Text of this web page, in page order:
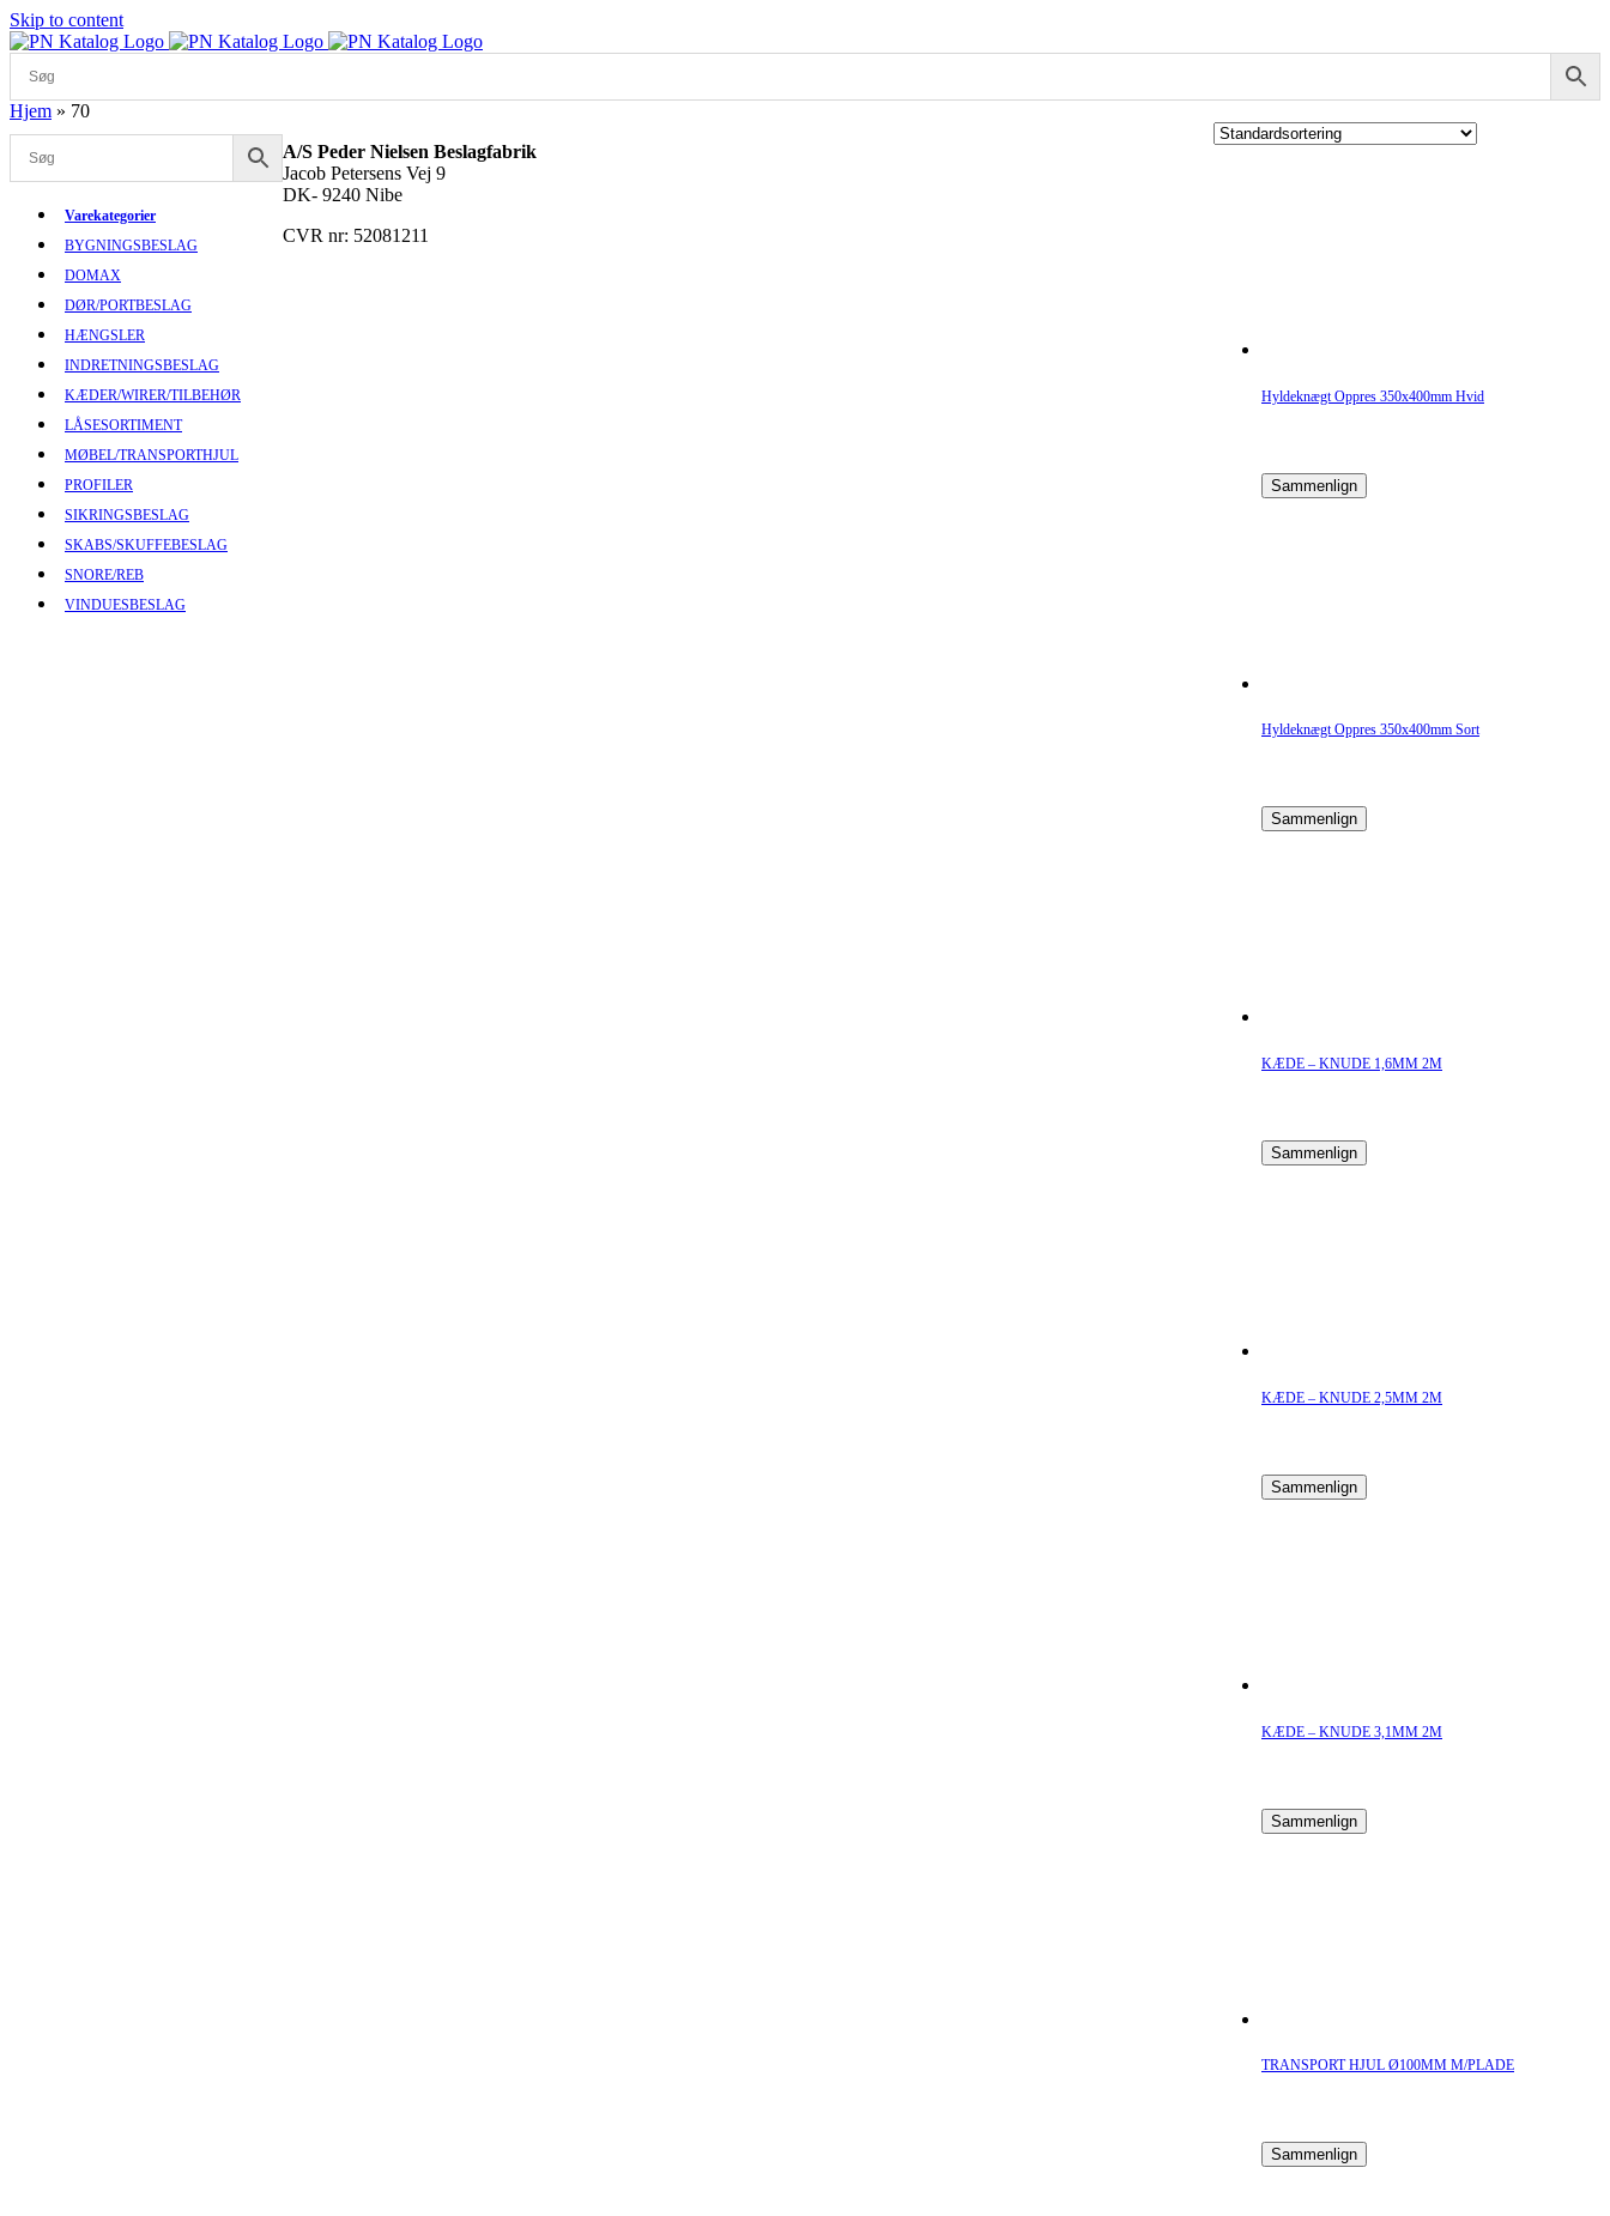
Skip to content
Hjem » 70
Hyldeknægt Oppres 350x400mm Hvid
Sammenlign
Hyldeknægt Oppres 350x400mm Sort
Sammenlign
KÆDE – KNUDE 1,6MM 2M
Sammenlign
KÆDE – KNUDE 2,5MM 2M
Sammenlign
KÆDE – KNUDE 3,1MM 2M
Sammenlign
TRANSPORT HJUL Ø100MM M/PLADE
Sammenlign
Varekategorier
BYGNINGSBESLAG
DOMAX
DØR/PORTBESLAG
HÆNGSLER
INDRETNINGSBESLAG
KÆDER/WIRER/TILBEHØR
LÅSESORTIMENT
MØBEL/TRANSPORTHJUL
PROFILER
SIKRINGSBESLAG
SKABS/SKUFFEBESLAG
SNORE/REB
VINDUESBESLAG
A/S Peder Nielsen Beslagfabrik
Jacob Petersens Vej 9
DK- 9240 Nibe
CVR nr: 52081211